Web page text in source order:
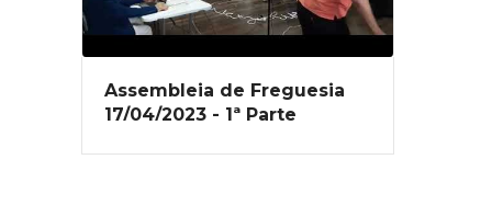
Assembleia de Freguesia
17/04/2023 - 1ª Parte